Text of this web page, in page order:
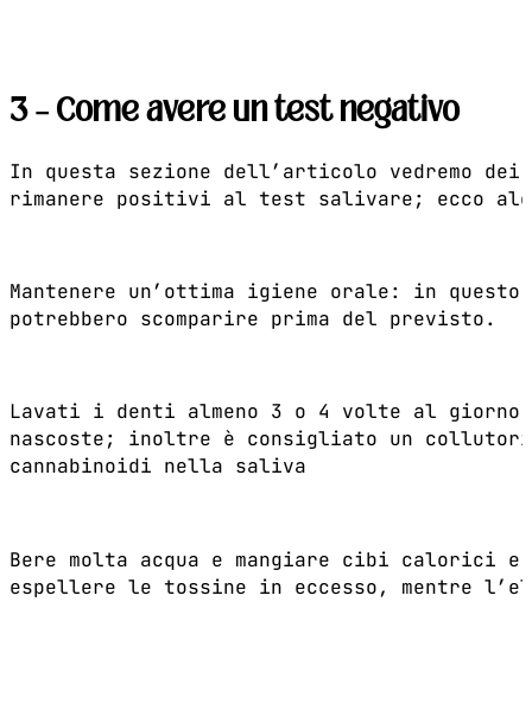
3 – Come avere un test negativo
In questa sezione dell’articolo vedremo
rimanere positivi al test salivare; ecco
Mantenere un’ottima igiene orale: in
potrebbero scomparire prima del previsto.
Lavati i denti almeno 3 o 4 volte al
nascoste; inoltre è consigliato un
cannabinoidi nella saliva
Bere molta acqua e mangiare cibi calorici
espellere le tossine in eccesso, mentre